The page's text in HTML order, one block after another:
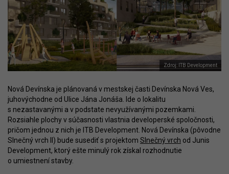
Zdroj: ITB Development
Nová Devínska je plánovaná v mestskej časti Devínska Nová Ves,
juhovýchodne od Ulice Jána Jonáša. Ide o lokalitu
s nezastavanými a v podstate nevyužívanými pozemkami.
Rozsiahle plochy v súčasnosti vlastnia developerské spoločnosti,
pričom jednou z nich je ITB Development. Nová Devínska (pôvodne
Slnečný vrch II) bude susediť s projektom Slnečný vrch od Junis
Development, ktorý ešte minulý rok získal rozhodnutie
o umiestnení stavby.